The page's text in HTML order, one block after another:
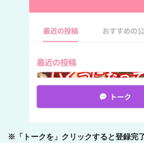
※「トークを」クリックすると登録完